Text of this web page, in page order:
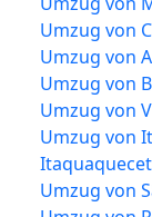
Umzug von
Umzug von
Umzug von
Umzug von
Umzug von
Umzug von